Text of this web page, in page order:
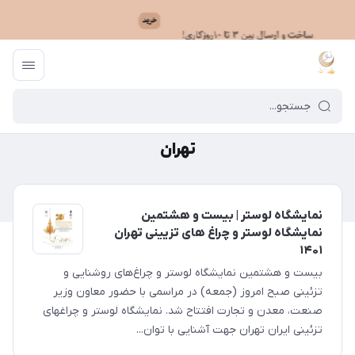
ماه نو / تهران
تهران
نمایشگاه لوستر | بیست و هشتمین
نمایشگاه لوستر و چراغ های تزیینی تهران
۱۴۰۱
بیست و هشتمین نمایشگاه لوستر و چراغ‌های روشنایی و
تزئینی صبح امروز (جمعه) در مراسمی با حضور معاون وزیر
صنعت، معدن و تجارت افتتاح شد. نمایشگاه لوستر و چراغهای
تزئینی ایران تهران جهت آشنایی با توان...